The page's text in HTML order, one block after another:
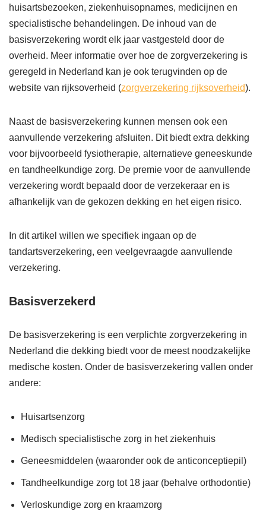
huisartsbezoeken, ziekenhuisopnames, medicijnen en
specialistische behandelingen. De inhoud van de
basisverzekering wordt elk jaar vastgesteld door de
overheid. Meer informatie over hoe de zorgverzekering is
geregeld in Nederland kan je ook terugvinden op de
website van rijksoverheid (zorgverzekering rijksoverheid).
Naast de basisverzekering kunnen mensen ook een
aanvullende verzekering afsluiten. Dit biedt extra dekking
voor bijvoorbeeld fysiotherapie, alternatieve geneeskunde
en tandheelkundige zorg. De premie voor de aanvullende
verzekering wordt bepaald door de verzekeraar en is
afhankelijk van de gekozen dekking en het eigen risico.
In dit artikel willen we specifiek ingaan op de
tandartsverzekering, een veelgevraagde aanvullende
verzekering.
Basisverzekerd
De basisverzekering is een verplichte zorgverzekering in
Nederland die dekking biedt voor de meest noodzakelijke
medische kosten. Onder de basisverzekering vallen onder
andere:
Huisartsenzorg
Medisch specialistische zorg in het ziekenhuis
Geneesmiddelen (waaronder ook de anticonceptiepil)
Tandheelkundige zorg tot 18 jaar (behalve orthodontie)
Verloskundige zorg en kraamzorg